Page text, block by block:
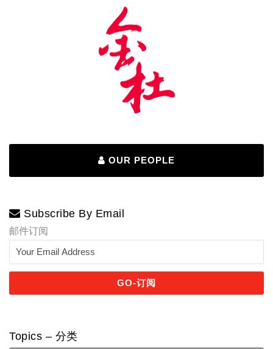
OUR PEOPLE
Subscribe By Email
邮件订阅
Topics – 分类